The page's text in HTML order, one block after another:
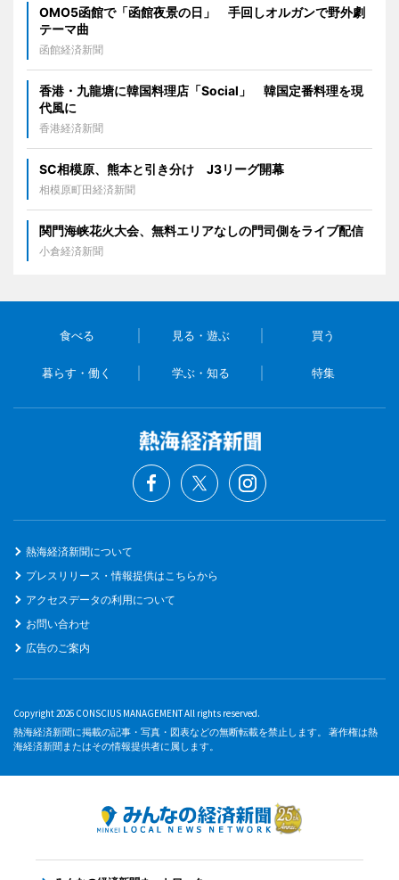
OMO5函館で「函館夜景の日」 手回しオルガンで野外劇
テーマ曲
函館経済新聞
香港・九龍塘に韓国料理店「Social」 韓国定番料理を現
代風に
香港経済新聞
SC相模原、熊本と引き分け J3リーグ開幕
相模原町田経済新聞
関門海峡花火大会、無料エリアなしの門司側をライブ配信
小倉経済新聞
食べる 見る・遊ぶ 買う
暮らす・働く 学ぶ・知る 特集
熱海経済新聞について
プレスリリース・情報提供はこちらから
アクセスデータの利用について
お問い合わせ
広告のご案内
Copyright 2026 CONSCIUS MANAGEMENT All rights reserved.
熱海経済新聞に掲載の記事・写真・図表などの無断転載を禁止します。 著作権は熱
海経済新聞またはその情報提供者に属します。